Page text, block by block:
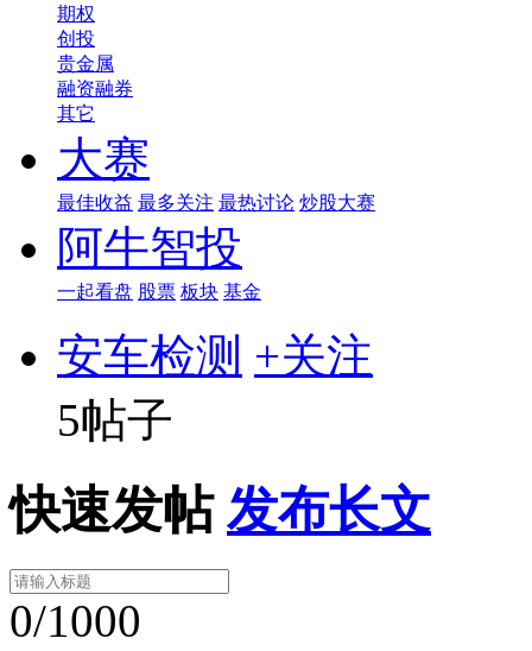
期权
创投
贵金属
融资融券
其它
大赛
最佳收益 最多关注 最热讨论 炒股大赛
阿牛智投
一起看盘 股票 板块 基金
安车检测 +关注
5帖子
快速发帖 发布长文
0/1000